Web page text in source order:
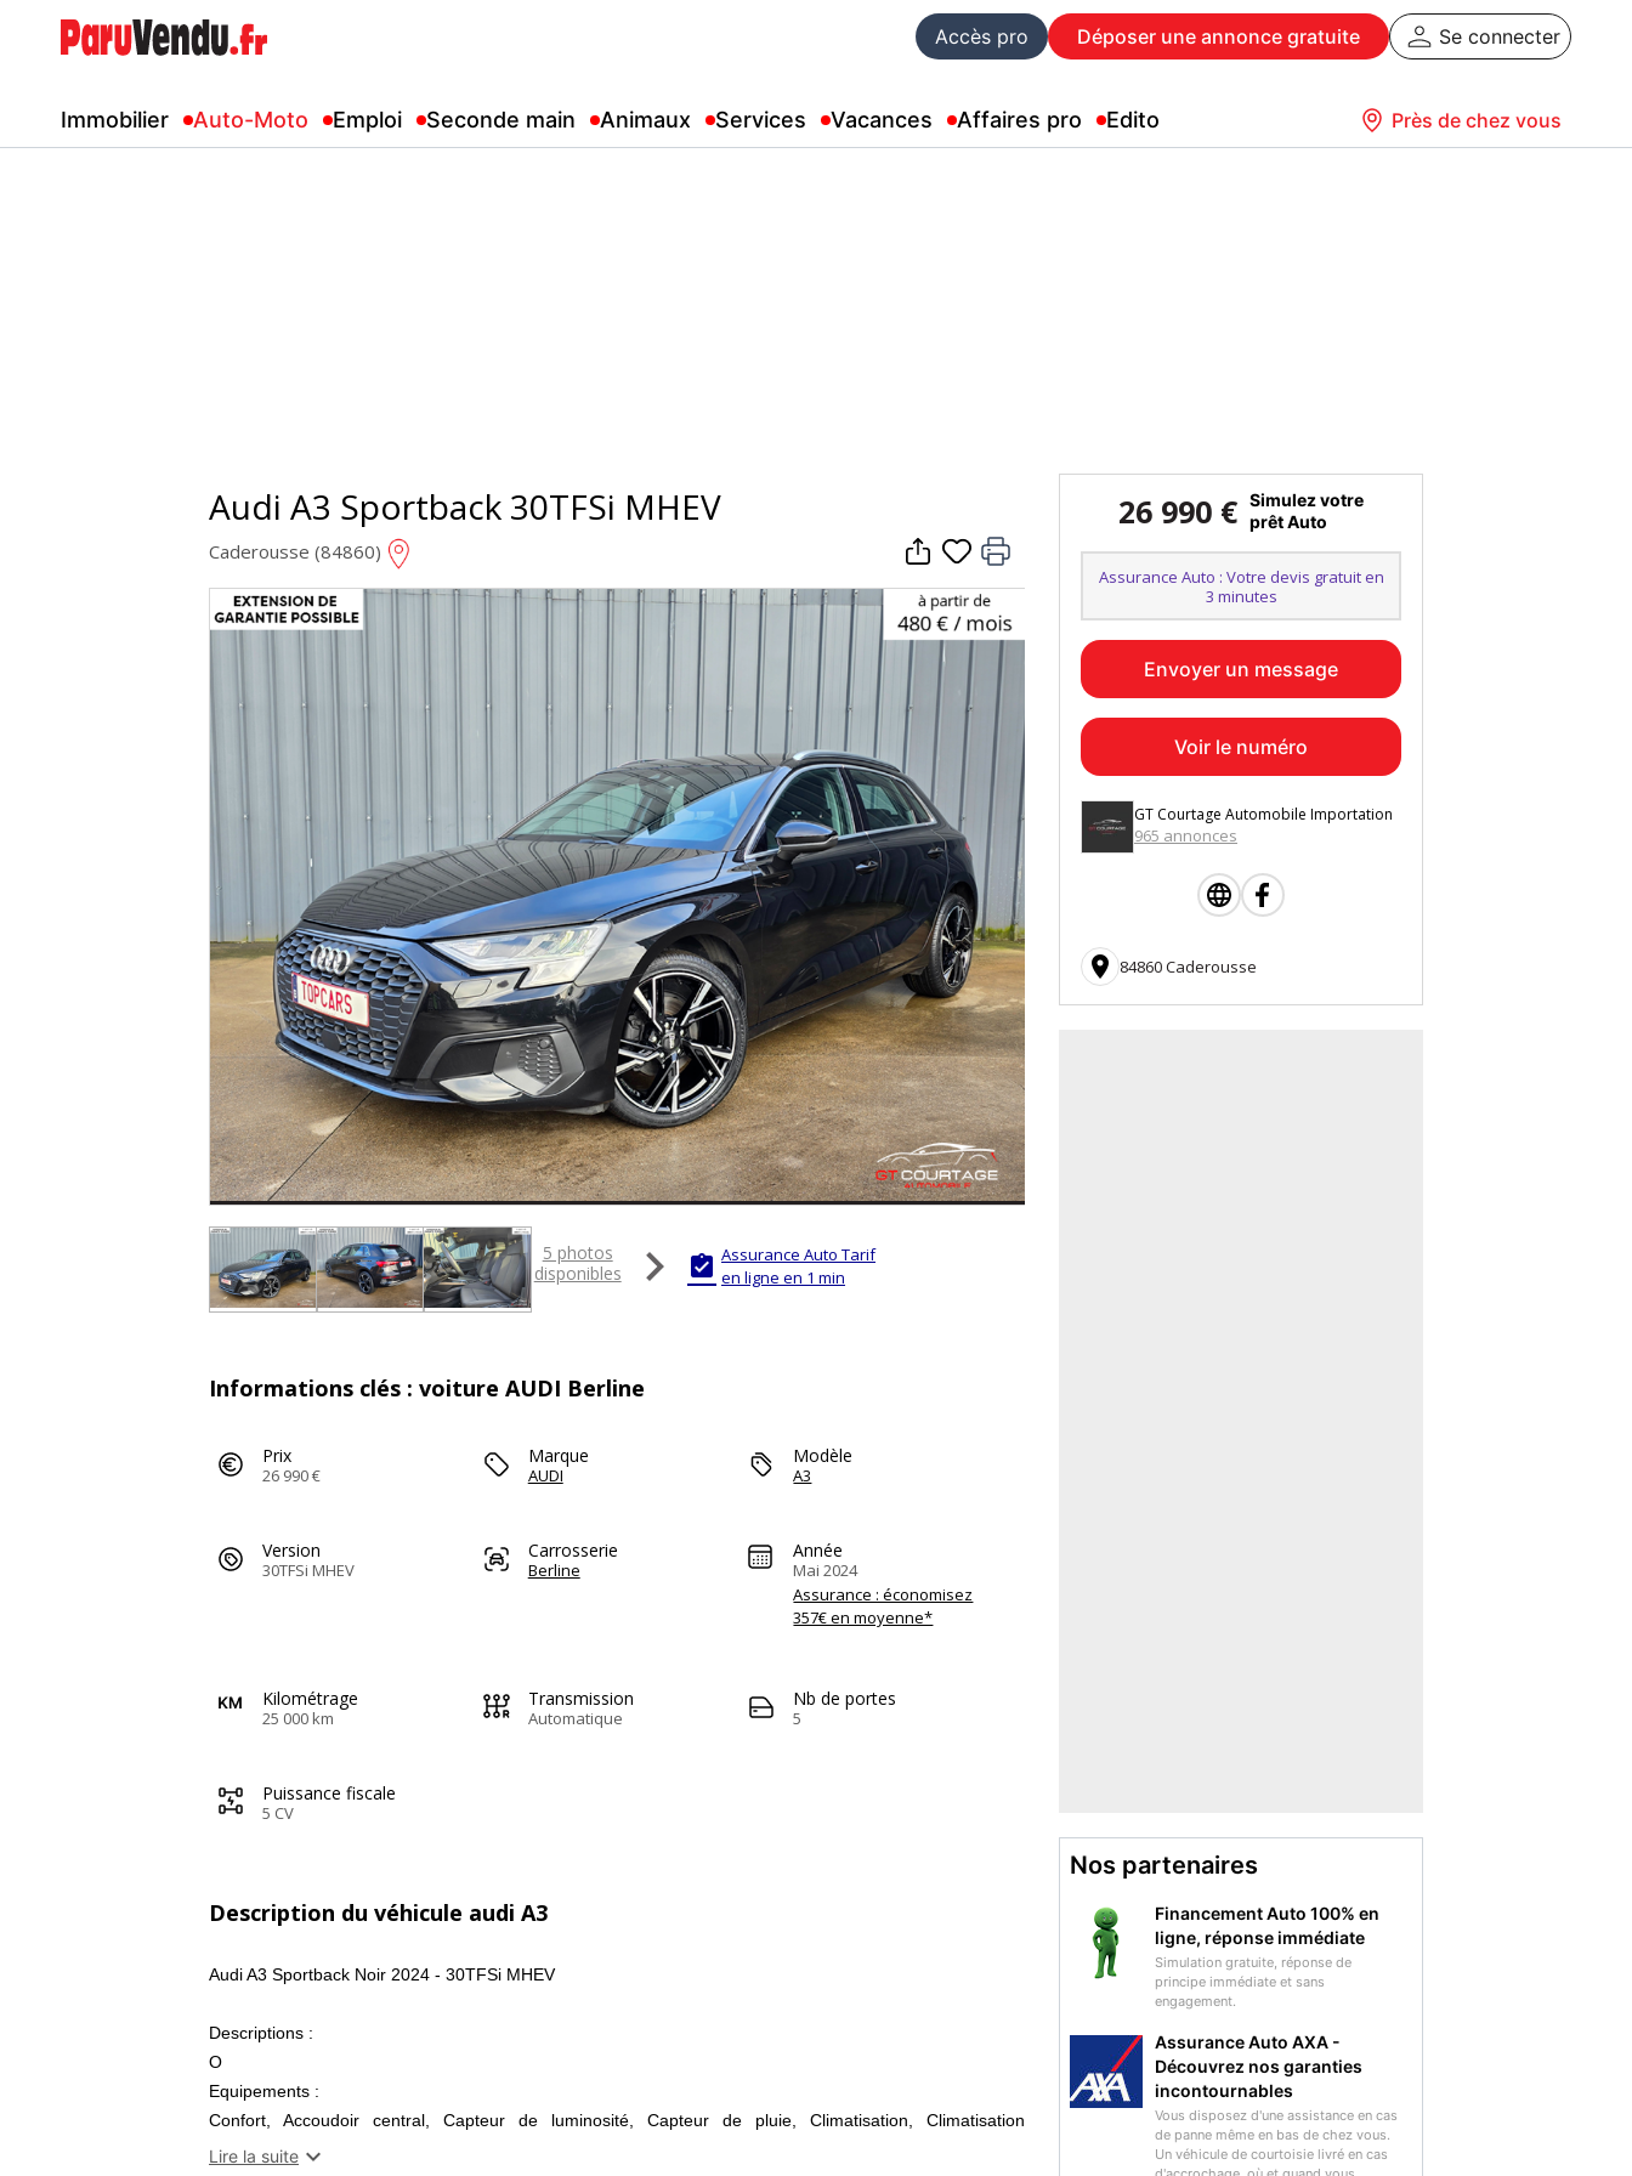
Accès pro Déposer une annonce gratuite Se connecter
Immobilier Auto-Moto Emploi Seconde main Animaux Services Vacances Affaires pro Edito Près de chez vous
Audi A3 Sportback 30TFSi MHEV
Caderousse (84860)
5 photos
disponibles
  Assurance Auto Tarif
en ligne en 1 min
Informations clés : voiture AUDI Berline
Prix
26 990 €
Marque
AUDI
Modèle
A3
Version
30TFSi MHEV
Carrosserie
Berline
Année
Mai 2024
Assurance : économisez
357€ en moyenne*
Kilométrage
25 000 km
Transmission
Automatique
Nb de portes
5
Puissance fiscale
5 CV
Description du véhicule audi A3
Audi A3 Sportback Noir 2024 - 30TFSi MHEV
Descriptions :
O
Equipements :
Confort, Accoudoir central, Capteur de luminosité, Capteur de pluie, Climatisation, Climatisation
automatique, 2 zones, Contrôle de la distance de stationnement, Radar de recul, Rétroviseurs latéraux
Lire la suite 
26 990 € Simulez votre
prêt Auto
Assurance Auto : Votre devis gratuit en
3 minutes
Envoyer un message
Voir le numéro
GT Courtage Automobile Importation
965 annonces
 84860 Caderousse
Nos partenaires
Financement Auto 100% en
ligne, réponse immédiate
Simulation gratuite, réponse de
principe immédiate et sans
engagement.
Assurance Auto AXA -
Découvrez nos garanties
incontournables
Vous disposez d'une assistance en cas
de panne même en bas de chez vous.
Un véhicule de courtoisie livré en cas